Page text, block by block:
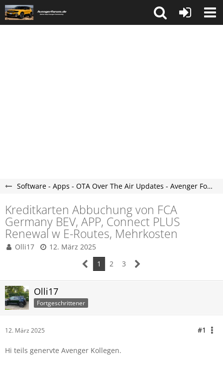
Software - Apps - OTA Over The Air Updates - Avenger Forum
Kreditkarten Abbuchung von FCA
Germany BEV, APP, Connect PLUS
Renewal w E-Routes, Mehrkosten
Olli17
12. März 2025
1
2 3
Olli17
Fortgeschrittener
12. März 2025 #1
Hi teils genervte Avenger Kollegen.